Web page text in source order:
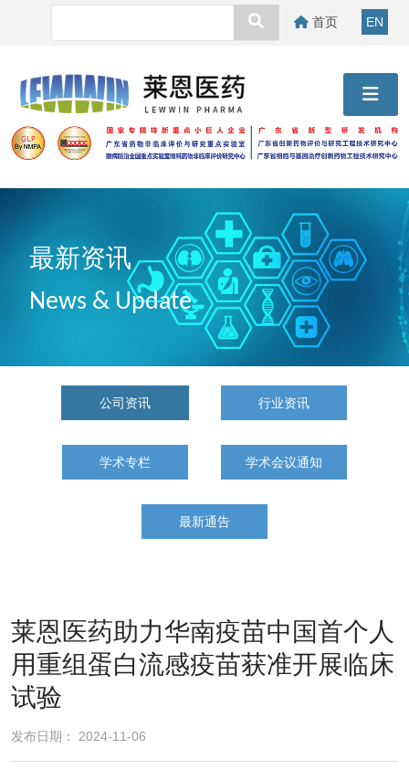
首页 EN
最新资讯
News & Update
公司资讯 行业资讯
学术专栏 学术会议通知
最新通告
莱恩医药助力华南疫苗中国首个人
用重组蛋白流感疫苗获准开展临床
试验
发布日期： 2024-11-06